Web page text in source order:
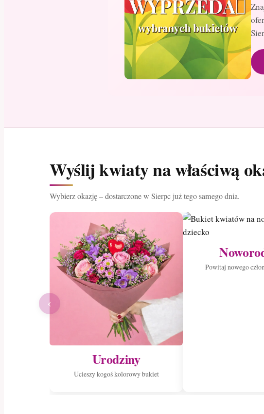
Wyślij kwiaty na właściwą
Wybierz okazję – dostarczone w Sierpc już tego samego dnia.
Urodziny
Ucieszy kogoś kolorowy bukiet
Powitaj nowego
‹